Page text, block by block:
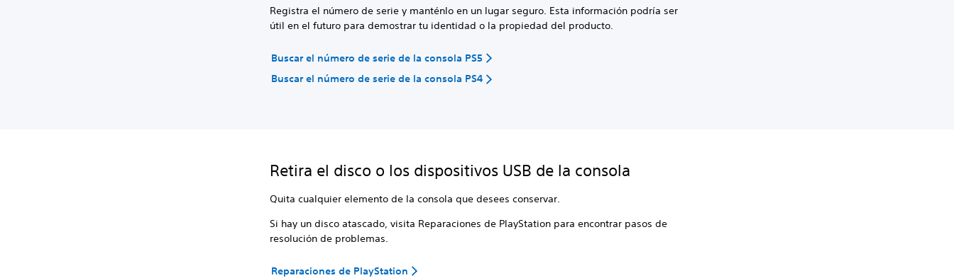
Registra el número de serie y manténlo en un lugar seguro. Esta información podría ser
útil en el futuro para demostrar tu identidad o la propiedad del producto.
Buscar el número de serie de la consola PS5
Buscar el número de serie de la consola PS4
Retira el disco o los dispositivos USB de la consola
Quita cualquier elemento de la consola que desees conservar.
Si hay un disco atascado, visita Reparaciones de PlayStation para encontrar pasos de
resolución de problemas.
Reparaciones de PlayStation